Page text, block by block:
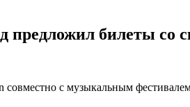
билеты со
с музыкальным